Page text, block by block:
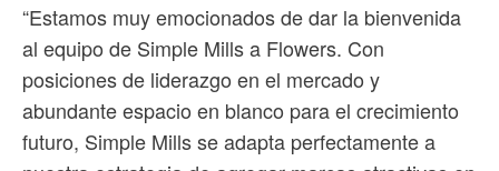
“Estamos muy emocionados de dar la bienvenida
al equipo de Simple Mills a Flowers. Con
posiciones de liderazgo en el mercado y
abundante espacio en blanco para el crecimiento
futuro, Simple Mills se adapta perfectamente a